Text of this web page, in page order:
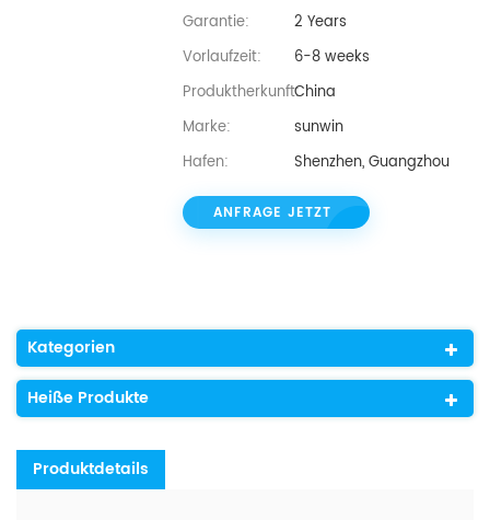
Garantie:
2 Years
Vorlaufzeit:
6-8 weeks
Produktherkunft:China
Marke:
sunwin
Hafen:
Shenzhen, Guangzhou
ANFRAGE JETZT
Kategorien
Heiße Produkte
Produktdetails